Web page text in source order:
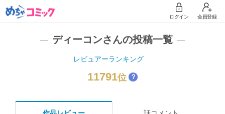
ログイン 会員登録
ディーコンさんの投稿一覧
レビュアーランキング
11791位 ？